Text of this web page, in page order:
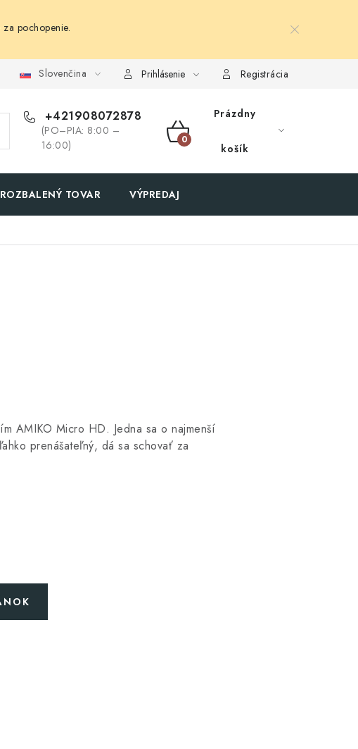
pochopenie.
Slovenčina Prihlásenie Registrácia
+421908072878
(PO–PIA: 8:00 –
16:00)
NÁKUPNÝ
Prázdny
košík
ROZBALENÝ TOVAR VÝPREDAJ
AMIKO Micro HD. Jedna sa o najmenší
prenášateľný, dá sa schovať za